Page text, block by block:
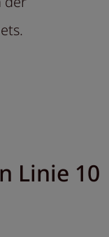
Linie 10